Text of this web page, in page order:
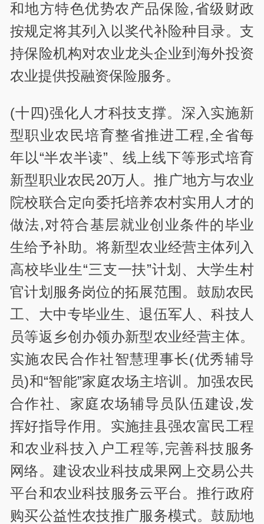
和地方特色优势农产品保险,省级财政
按规定将其列入以奖代补险种目录。支
持保险机构对农业龙头企业到海外投资
农业提供投融资保险服务。
(十四)强化人才科技支撑。深入实施新
型职业农民培育整省推进工程,全省每
年以“半农半读”、线上线下等形式培育
新型职业农民20万人。推广地方与农业
院校联合定向委托培养农村实用人才的
做法,对符合基层就业创业条件的毕业
生给予补助。将新型农业经营主体列入
高校毕业生“三支一扶”计划、大学生村
官计划服务岗位的拓展范围。鼓励农民
工、大中专毕业生、退伍军人、科技人
员等返乡创办领办新型农业经营主体。
实施农民合作社智慧理事长(优秀辅导
员)和“智能”家庭农场主培训。加强农民
合作社、家庭农场辅导员队伍建设,发
挥好指导作用。实施挂县强农富民工程
和农业科技入户工程等,完善科技服务
网络。建设农业科技成果网上交易公共
平台和农业科技服务云平台。推行政府
购买公益性农技推广服务模式。鼓励地